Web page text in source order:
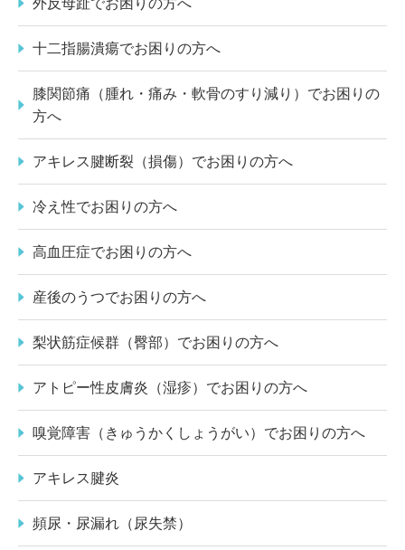
外反母趾でお困りの方へ
十二指腸潰瘍でお困りの方へ
膝関節痛（腫れ・痛み・軟骨のすり減り）でお困りの
方へ
アキレス腱断裂（損傷）でお困りの方へ
冷え性でお困りの方へ
高血圧症でお困りの方へ
産後のうつでお困りの方へ
梨状筋症候群（臀部）でお困りの方へ
アトピー性皮膚炎（湿疹）でお困りの方へ
嗅覚障害（きゅうかくしょうがい）でお困りの方へ
アキレス腱炎
頻尿・尿漏れ（尿失禁）